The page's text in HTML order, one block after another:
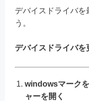
デバイスドライバを
う。
デバイスドライバを
windowsマーク
ャーを開く